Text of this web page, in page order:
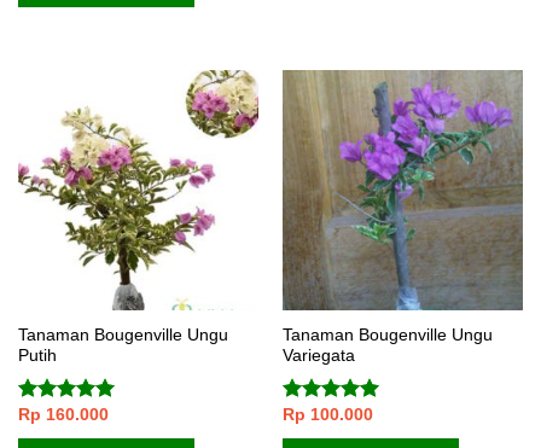
Tanaman Bougenville Ungu
Putih
Dinilai5.00
dari 5
Rp 160.000
Tanaman Bougenville Ungu
Variegata
Dinilai5.00
dari 5
Rp 100.000